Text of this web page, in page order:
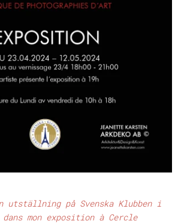
utställning på Svenska Klubben i
mon exposition à Cercle